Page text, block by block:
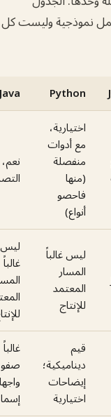
وليست كل
اختيارية،
أدوات
نعم، عند
التصرّيف
ليس غالباً ليس
غالباً
المعتمد
ديناميكية؛
إيضاحات
اختيارية
صفوف/
واجهات
إسمانية